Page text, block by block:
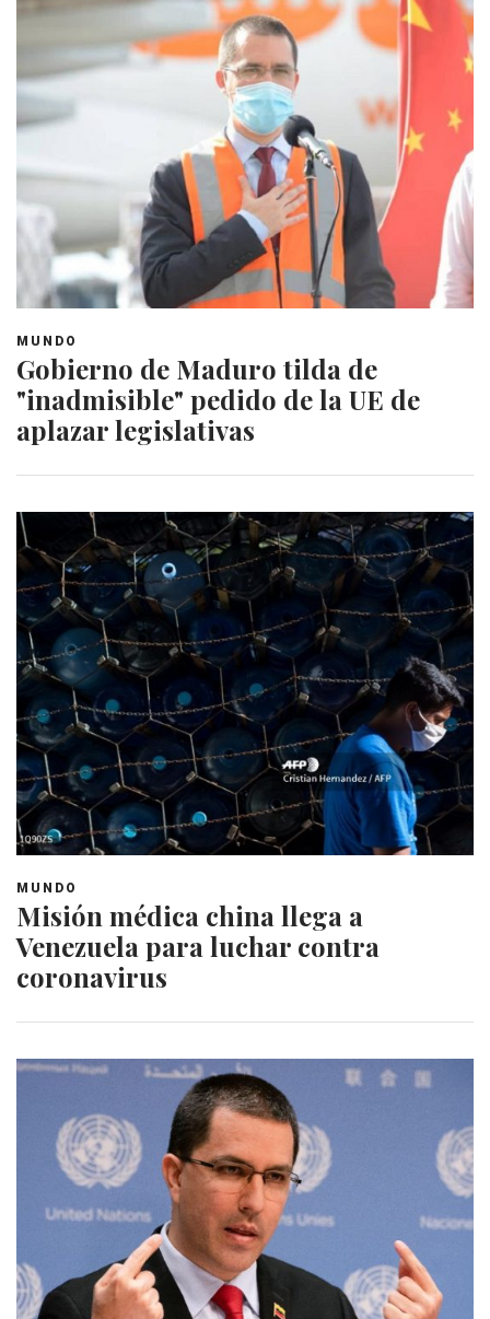
MUNDO
Gobierno de Maduro tilda de
"inadmisible" pedido de la UE de
aplazar legislativas
MUNDO
Misión médica china llega a
Venezuela para luchar contra
coronavirus